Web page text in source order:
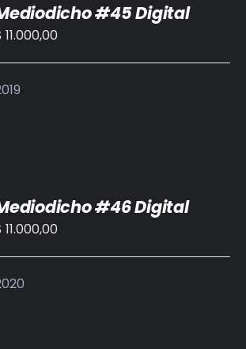
#45 Digital
11.000,00
#46 Digital
11.000,00